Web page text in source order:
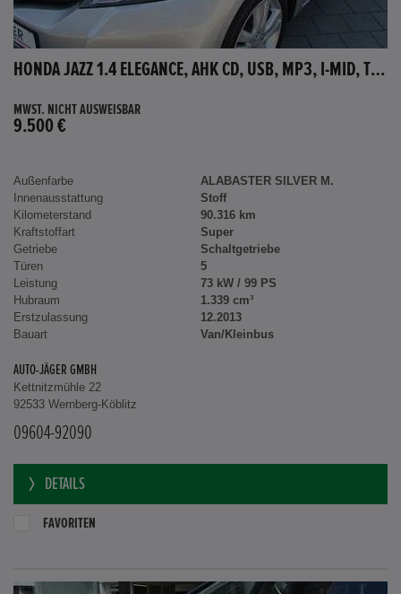
HONDA JAZZ 1.4 ELEGANCE, AHK CD, USB, MP3, I-MID, TEMPOMAT, AUX-IN
MWST. NICHT AUSWEISBAR
9.500 €
Außenfarbe
ALABASTER SILVER M.
Innenausstattung
Stoff
Kilometerstand
90.316 km
Kraftstoffart
Super
Getriebe
Schaltgetriebe
Türen
5
Leistung
73 kW / 99 PS
Hubraum
1.339 cm³
Erstzulassung
12.2013
Bauart
Van/Kleinbus
AUTO-JÄGER GMBH
Kettnitzmühle 22
92533 Wernberg-Köblitz
09604-92090
DETAILS
FAVORITEN